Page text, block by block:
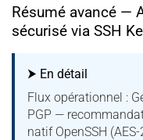
Résumé avancé —
sécurisé via SSH
⮞ En détail
Flux opérationnel :
PGP —
natif OpenSSH